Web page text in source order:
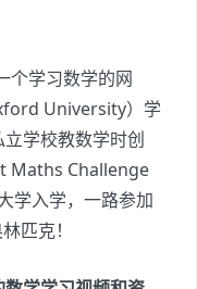
个学习数学的网
University）学
学校教数学时创
Maths Challenge
学入学，一路参加
匹克！